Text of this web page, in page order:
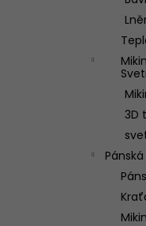
3D
3 250 Kč